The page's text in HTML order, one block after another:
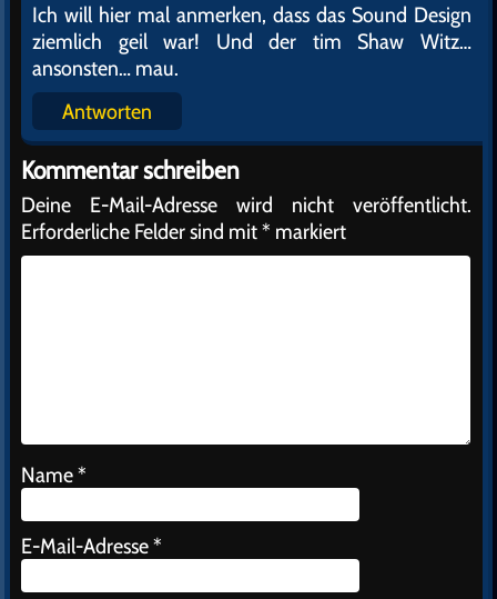
Ich will hier mal anmerken, dass das Sound Design
ziemlich geil war! Und der tim Shaw Witz…
ansonsten… mau.
Antworten
Kommentar schreiben
Deine E-Mail-Adresse wird nicht veröffentlicht.
Erforderliche Felder sind mit* markiert
Name*
E-Mail-Adresse*